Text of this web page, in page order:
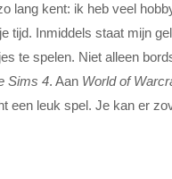
lang kent: ik heb veel
tijd. Inmiddels staat mijn
te spelen. Niet alleen
Sims 4. Aan World of
leuk spel. Je kan er